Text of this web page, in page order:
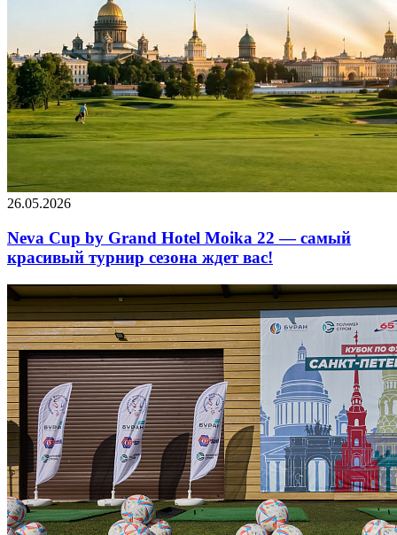
26.05.2026
Neva Cup by Grand Hotel Moika 22 — самый
красивый турнир сезона ждет вас!